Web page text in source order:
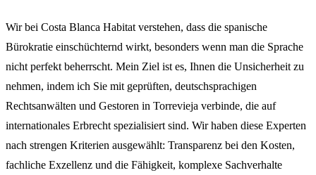
Wir bei Costa Blanca Habitat verstehen, dass die spanische
Bürokratie einschüchternd wirkt, besonders wenn man die Sprache
nicht perfekt beherrscht. Mein Ziel ist es, Ihnen die Unsicherheit zu
nehmen, indem ich Sie mit geprüften, deutschsprachigen
Rechtsanwälten und Gestoren in Torrevieja verbinde, die auf
internationales Erbrecht spezialisiert sind. Wir haben diese Experten
nach strengen Kriterien ausgewählt: Transparenz bei den Kosten,
fachliche Exzellenz und die Fähigkeit, komplexe Sachverhalte